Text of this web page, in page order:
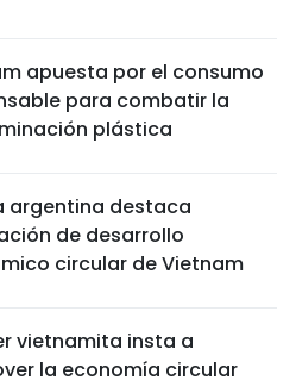
apuesta por el consumo
para combatir la
plástica
argentina destaca
de desarrollo
circular de Vietnam
vietnamita insta a
la economía circular